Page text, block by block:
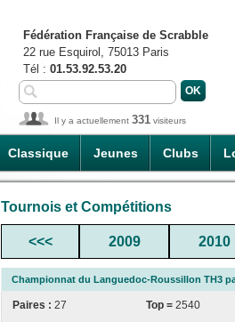
Classique Jeunes Clubs
Fédération Française de Scrabble
22 rue Esquirol, 75013 Paris
Tél : 01.53.92.53.20
Il y a actuellement 331 visiteurs
Tournois et Compétitions
<<< 2009 2010
Championnat du Languedoc-Roussillon TH3
Paires : 27 Top = 2540